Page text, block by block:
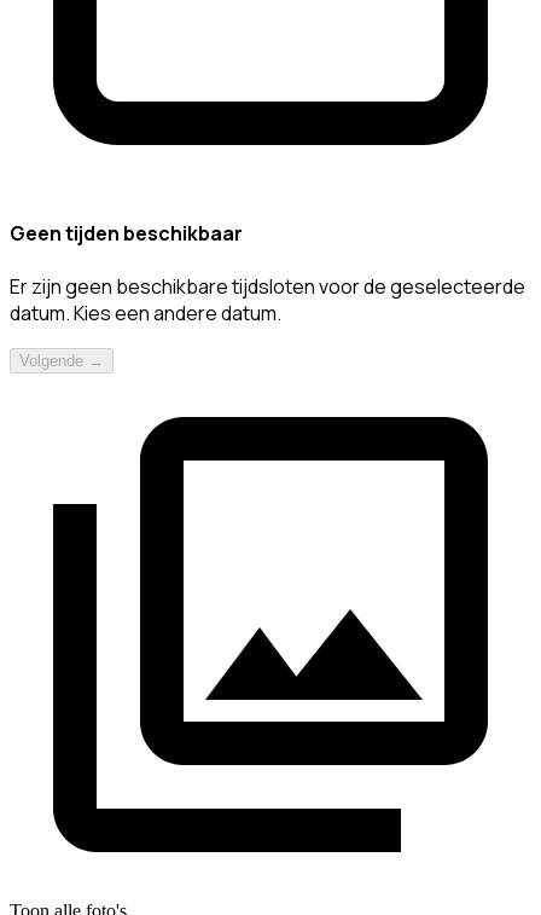
Geen tijden beschikbaar
Er zijn geen beschikbare tijdsloten voor de geselecteerde
datum. Kies een andere datum.
Volgende →
Toon alle foto's